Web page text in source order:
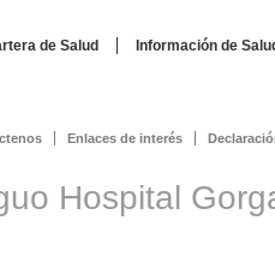
de Salud
Información de
Enlaces de interés
Hospital